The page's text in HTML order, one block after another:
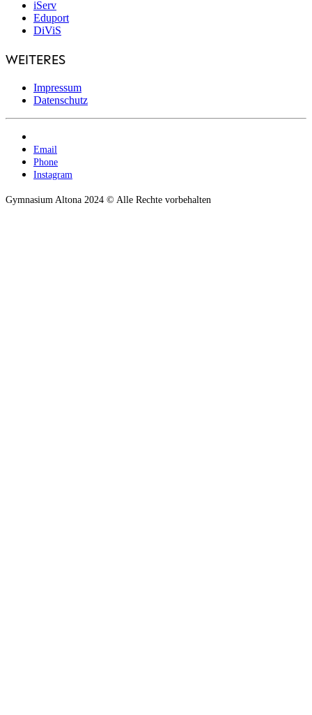
iServ
Eduport
DiViS
WEITERES
Impressum
Datenschutz
Email
Phone
Instagram
Gymnasium Altona 2024 © Alle Rechte vorbehalten